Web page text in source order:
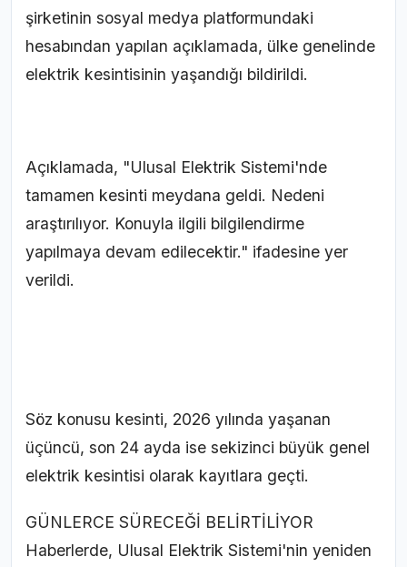
şirketinin sosyal medya platformundaki
hesabından yapılan açıklamada, ülke genelinde
elektrik kesintisinin yaşandığı bildirildi.
Açıklamada, "Ulusal Elektrik Sistemi'nde
tamamen kesinti meydana geldi. Nedeni
araştırılıyor. Konuyla ilgili bilgilendirme
yapılmaya devam edilecektir." ifadesine yer
verildi.
Söz konusu kesinti, 2026 yılında yaşanan
üçüncü, son 24 ayda ise sekizinci büyük genel
elektrik kesintisi olarak kayıtlara geçti.
GÜNLERCE SÜRECEĞİ BELİRTİLİYOR
Haberlerde, Ulusal Elektrik Sistemi'nin yeniden